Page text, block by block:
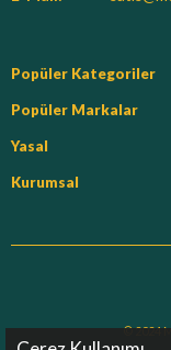
Popüler Kategoriler
Popüler Markalar
Yasal
Kurumsal
© 2024